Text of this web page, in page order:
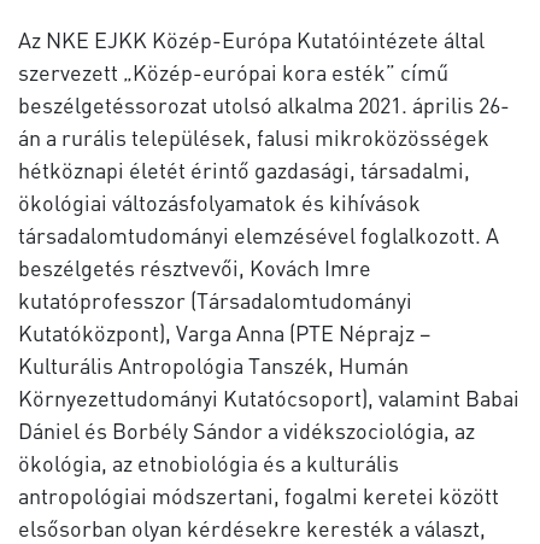
Az NKE EJKK Közép-Európa Kutatóintézete által
szervezett „Közép-európai kora esték” című
beszélgetéssorozat utolsó alkalma 2021. április 26-
án a rurális települések, falusi mikroközösségek
hétköznapi életét érintő gazdasági, társadalmi,
ökológiai változásfolyamatok és kihívások
társadalomtudományi elemzésével foglalkozott. A
beszélgetés résztvevői, Kovách Imre
kutatóprofesszor (Társadalomtudományi
Kutatóközpont), Varga Anna (PTE Néprajz –
Kulturális Antropológia Tanszék, Humán
Környezettudományi Kutatócsoport), valamint Babai
Dániel és Borbély Sándor a vidékszociológia, az
ökológia, az etnobiológia és a kulturális
antropológiai módszertani, fogalmi keretei között
elsősorban olyan kérdésekre keresték a választ,